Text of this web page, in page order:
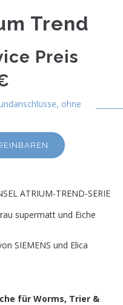
Trend
Preis
ohne
ATRIUM-TREND-SERIE
supermatt und Eiche
SIEMENS und Elica
für Worms, Trier &